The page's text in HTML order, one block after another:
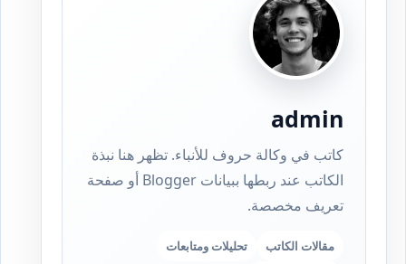
admin
كاتب في وكالة حروف للأنباء. تظهر هنا نبذة
الكاتب عند ربطها ببيانات Blogger أو صفحة
تعريف مخصصة.
مقالات الكاتب
تحليلات ومتابعات